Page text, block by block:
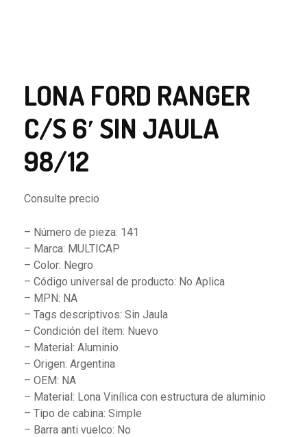
LONA FORD RANGER
C/S 6′ SIN JAULA
98/12
Consulte precio
– Número de pieza: 141
– Marca: MULTICAP
– Color: Negro
– Código universal de producto: No Aplica
– MPN: NA
– Tags descriptivos: Sin Jaula
– Condición del ítem: Nuevo
– Material: Aluminio
– Origen: Argentina
– OEM: NA
– Material: Lona Vinílica con estructura de aluminio
– Tipo de cabina: Simple
– Barra anti vuelco: No